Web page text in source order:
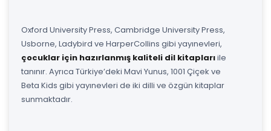
Oxford University Press, Cambridge University Press,
Usborne, Ladybird ve HarperCollins gibi yayınevleri,
çocuklar için hazırlanmış kaliteli dil kitaplarıile
tanınır. Ayrıca Türkiye’deki Mavi Yunus, 1001 Çiçek ve
Beta Kids gibi yayınevleri de iki dilli ve özgün kitaplar
sunmaktadır.